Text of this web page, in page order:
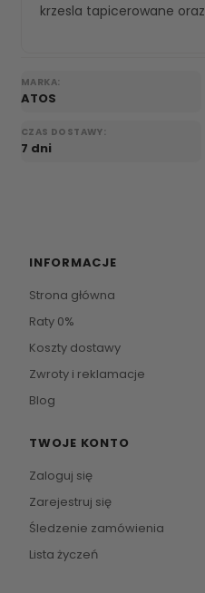
krzesla tapicerowane oraz
MARKA:
ATOS
CZAS DOSTAWY:
7 dni
INFORMACJE
Strona główna
Raty 0%
Koszty dostawy
Zwroty i reklamacje
Blog
TWOJE KONTO
Zaloguj się
Zarejestruj się
Śledzenie zamówienia
Lista życzeń